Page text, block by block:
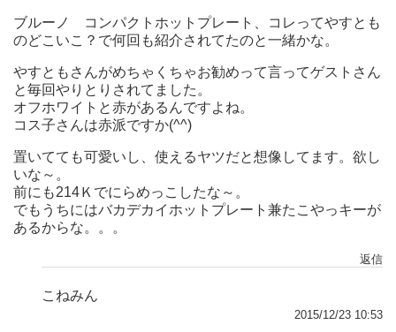
ブルーノ コンパクトホットプレート、コレってやすとも
のどこいこ？で何回も紹介されてたのと一緒かな。
やすともさんがめちゃくちゃお勧めって言ってゲストさん
と毎回やりとりされてました。
オフホワイトと赤があるんですよね。
コス子さんは赤派ですか(^^)
置いてても可愛いし、使えるヤツだと想像してます。欲し
いな～。
前にも214Ｋでにらめっこしたな～。
でもうちにはバカデカイホットプレート兼たこやっキーが
あるからな。。。
返信
こねみん
2015/12/23 10:53